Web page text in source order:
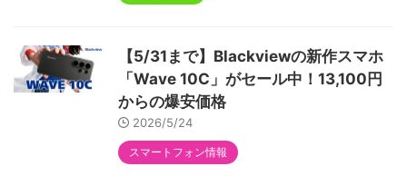
【5/31まで】Blackviewの新作スマホ
「Wave 10C」がセール中！13,100円
からの爆安価格
2026/5/24
スマートフォン情報